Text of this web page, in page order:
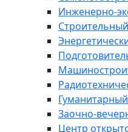
Инженерно-
Заочно-
Центр